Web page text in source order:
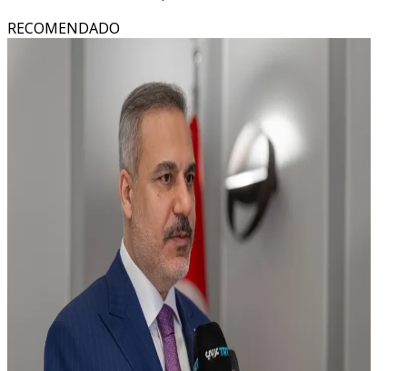
RECOMENDADO